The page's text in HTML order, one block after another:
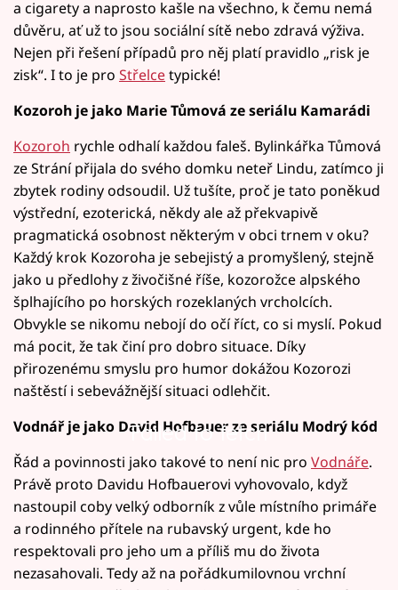
a cigarety a naprosto kašle na všechno, k čemu nemá
důvěru, ať už to jsou sociální sítě nebo zdravá výživa.
Nejen při řešení případů pro něj platí pravidlo „risk je
zisk“. I to je pro Střelcetypické!
Kozoroh je jako Marie Tůmová ze seriálu Kamarádi
Kozoroh rychle odhalí každou faleš. Bylinkářka Tůmová
ze Strání přijala do svého domku neteř Lindu, zatímco ji
zbytek rodiny odsoudil. Už tušíte, proč je tato poněkud
výstřední, ezoterická, někdy ale až překvapivě
pragmatická osobnost některým v obci trnem v oku?
Každý krok Kozoroha je sebejistý a promyšlený, stejně
jako u předlohy z živočišné říše, kozorožce alpského
šplhajícího po horských rozeklaných vrcholcích.
Obvykle se nikomu nebojí do očí říct, co si myslí. Pokud
má pocit, že tak činí pro dobro situace. Díky
přirozenému smyslu pro humor dokážou Kozorozi
naštěstí i sebevážnější situaci odlehčit.
Failed to fetch
Vodnář je jako David Hofbauer ze seriálu Modrý kód
Řád a povinnosti jako takové to není nic pro Vodnáře.
Právě proto Davidu Hofbauerovi vyhovovalo, když
nastoupil coby velký odborník z vůle místního primáře
a rodinného přítele na rubavský urgent, kde ho
respektovali pro jeho um a příliš mu do života
nezasahovali. Tedy až na pořádkumilovnou vrchní